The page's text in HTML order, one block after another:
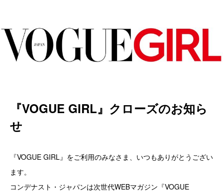
『VOGUE GIRL』クローズのお知ら
せ
『VOGUE GIRL』をご利用のみなさま、いつもありがとうござい
ます。
コンデナスト・ジャパンは次世代WEBマガジン『VOGUE